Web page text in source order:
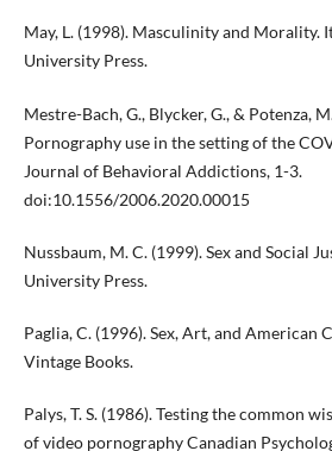
May, L. (1998). Masculinity and Morality.
University Press.
Mestre-Bach, G., Blycker, G., & Potenza,
Pornography use in the setting of the
Journal of Behavioral Addictions, 1-3.
doi:10.1556/2006.2020.00015
Nussbaum, M. C. (1999). Sex and Social
University Press.
Paglia, C. (1996). Sex, Art, and American
Vintage Books.
Palys, T. S. (1986). Testing the common
of video pornography Canadian